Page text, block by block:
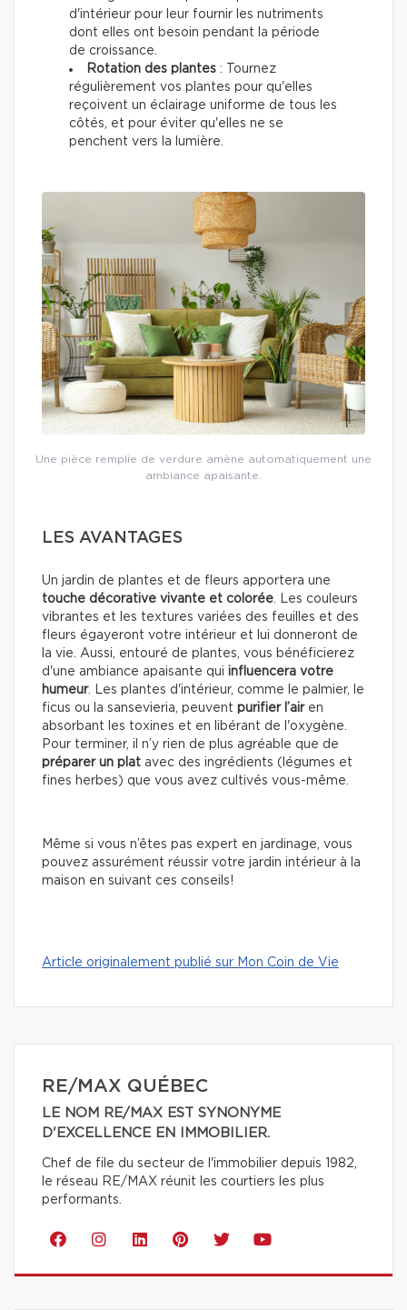
d'intérieur pour leur fournir les nutriments
dont elles ont besoin pendant la période
de croissance.
Rotation des plantes : Tournez
régulièrement vos plantes pour qu'elles
reçoivent un éclairage uniforme de tous les
côtés, et pour éviter qu'elles ne se
penchent vers la lumière.
Une pièce remplie de verdure amène automatiquement une
ambiance apaisante.
LES AVANTAGES
Un jardin de plantes et de fleurs apportera une
touche décorative vivante et colorée. Les couleurs
vibrantes et les textures variées des feuilles et des
fleurs égayeront votre intérieur et lui donneront de
la vie. Aussi, entouré de plantes, vous bénéficierez
d'une ambiance apaisante qui influencera votre
humeur. Les plantes d'intérieur, comme le palmier, le
ficus ou la sansevieria, peuvent purifier l’airen
absorbant les toxines et en libérant de l'oxygène.
Pour terminer, il n’y rien de plus agréable que de
préparer un plat avec des ingrédients (légumes et
fines herbes) que vous avez cultivés vous-même.
Même si vous n’êtes pas expert en jardinage, vous
pouvez assurément réussir votre jardin intérieur à la
maison en suivant ces conseils!
Article originalement publié sur Mon Coin de Vie
RE/MAX QUÉBEC
LE NOM RE/MAX EST SYNONYME
D'EXCELLENCE EN IMMOBILIER.
Chef de file du secteur de l'immobilier depuis 1982,
le réseau RE/MAX réunit les courtiers les plus
performants.